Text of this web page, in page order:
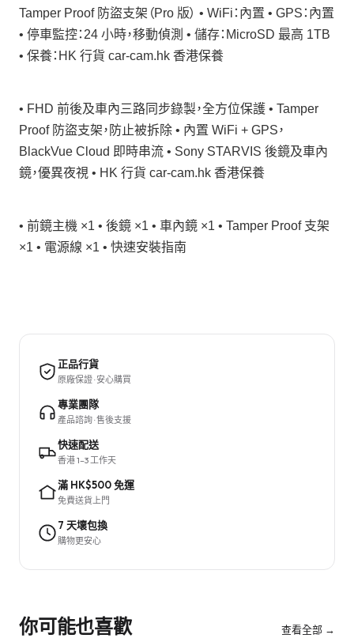
Tamper Proof 防盜支架（Pro 版） • WiFi：內置 • GPS：內置
• 停車監控：24 小時，移動偵測 • 儲存：MicroSD 最高 1TB
• 保養：HK 行貨 car-cam.hk 香港保養
• FHD 前後及車內三路同步錄製，全方位保護 • Tamper
Proof 防盜支架，防止被拆除 • 內置 WiFi + GPS，
BlackVue Cloud 即時串流 • Sony STARVIS 後鏡及車內
鏡，優異夜視 • HK 行貨 car-cam.hk 香港保養
• 前鏡主機 ×1 • 後鏡 ×1 • 車內鏡 ×1 • Tamper Proof 支架
×1 • 電源線 ×1 • 快速安裝指南
正品行貨
原廠保證 · 安心購買
專業團隊
產品諮詢 · 售後支援
快速配送
香港 1–3 工作天
滿 HK$500 免運
免費送貨上門
7 天壞包換
購物更安心
你可能也喜歡 查看全部 →